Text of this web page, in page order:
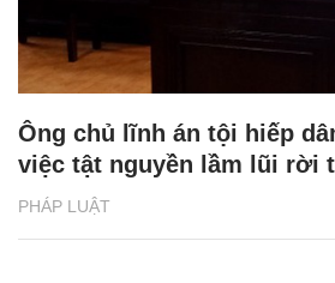
PHÁP LUẬT
Ông chủ lĩnh án tội hiếp
việc tật nguyền lầm lũi rời